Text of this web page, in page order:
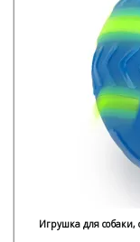
Игрушка для